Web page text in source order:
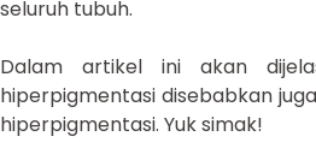
seluruh tubuh.
Dalam artikel ini akan
hiperpigmentasi disebabkan
hiperpigmentasi. Yuk simak!